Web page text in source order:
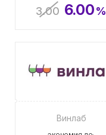
3.00 6.00%
Винлаб